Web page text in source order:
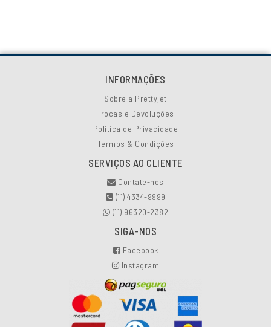
INFORMAÇÕES
Sobre a Prettyjet
Trocas e Devoluções
Política de Privacidade
Termos & Condições
SERVIÇOS AO CLIENTE
Contate-nos
(11) 4334-9999
(11) 96320-2382
SIGA-NOS
Facebook
Instagram